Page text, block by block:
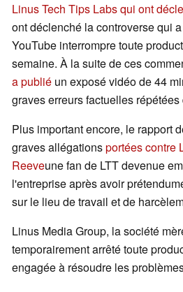
Linus Tech Tips Labs qui ont
ont déclenché la controverse qui
YouTube interrompre toute
semaine. À la suite de ces
a publié un exposé vidéo de 44
graves erreurs factuelles
Plus important encore, le rapport
graves allégationsportées contre
Reeveune fan de LTT devenue
l'entreprise après avoir
sur le lieu de travail et de
Linus Media Group, la société
temporairement arrêté toute
engagée à résoudre les